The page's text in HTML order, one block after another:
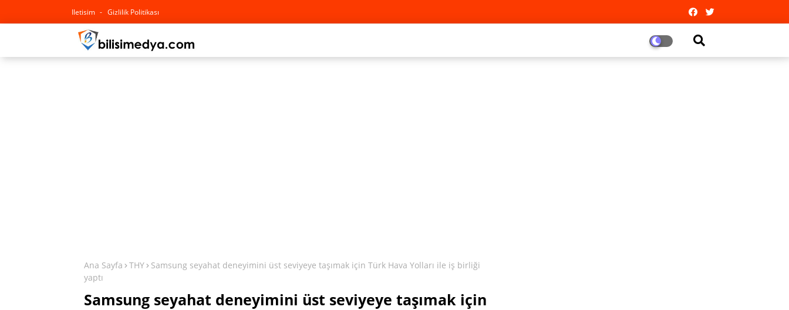
Iletisim Gizlilik Politikası
Ana Sayfa THY
Samsung seyahat deneyimini üst seviyeye taşımak için Türk Hava Yolları ile iş birliği
yaptı
Samsung seyahat deneyimini üst seviyeye taşımak için